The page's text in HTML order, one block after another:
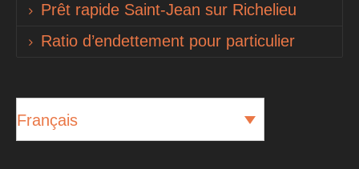
Prêt rapide Saint-Jean sur Richelieu
Ratio d’endettement pour particulier
Français